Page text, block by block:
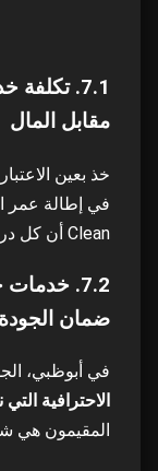
7.1.
مقابل المال
خذ بعين
Clean أن كل درهم يتم إنفاقه يترجم إلى قيمة دائمة.
7.2.
ضمان الجودة
في أبوظبي،
الاحترافية
المقيمون هي